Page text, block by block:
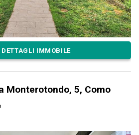
DETTAGLI IMMOBILE
Monterotondo, 5, Como